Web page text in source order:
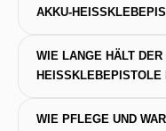
AKKU-
WIE LANGE HÄLT
HEISSKLEBEPISTOLE
WIE PFLEGE UND